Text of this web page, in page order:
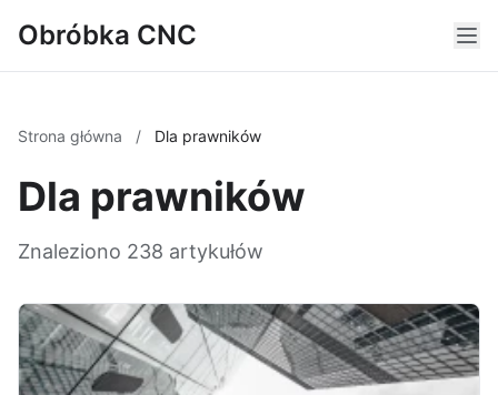
Obróbka CNC
Strona główna / Dla prawników
Dla prawników
Znaleziono 238 artykułów